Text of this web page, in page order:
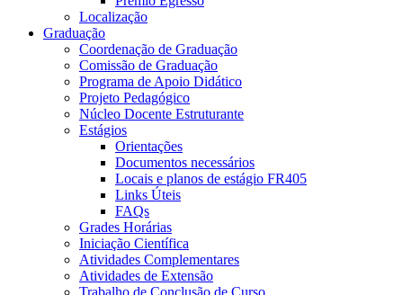
Localização
Graduação
Coordenação de Graduação
Comissão de Graduação
Programa de Apoio Didático
Projeto Pedagógico
Núcleo Docente Estruturante
Estágios
Orientações
Documentos necessários
Locais e planos de estágio FR405
Links Úteis
FAQs
Grades Horárias
Iniciação Científica
Atividades Complementares
Atividades de Extensão
Trabalho de Conclusão de Curso